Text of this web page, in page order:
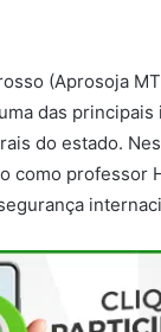
(Aprosoja
das
do estado.
como professor